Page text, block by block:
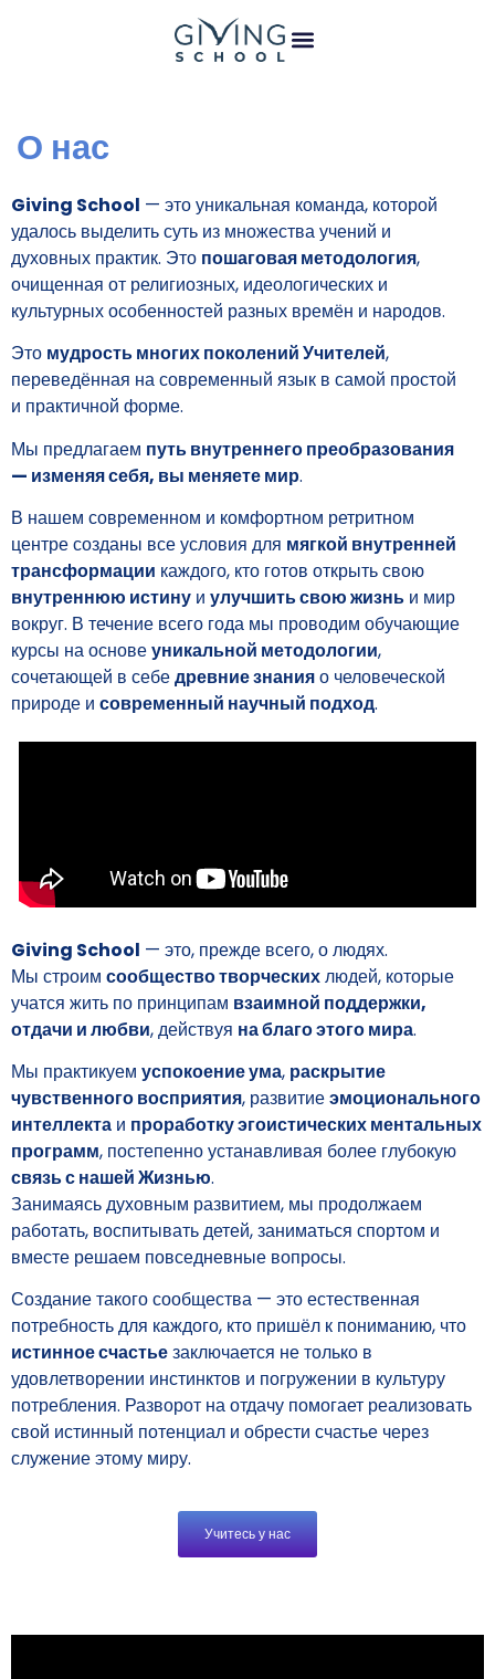
О нас
Giving School — это уникальная команда, которой
удалось выделить суть из множества учений и
духовных практик. Это пошаговая методология,
очищенная от религиозных, идеологических и
культурных особенностей разных времён и народов.
Это мудрость многих поколений Учителей,
переведённая на современный язык в самой простой
и практичной форме.
Мы предлагаем путь внутреннего преобразования
— изменяя себя, вы меняете мир.
В нашем современном и комфортном ретритном
центре созданы все условия для мягкой внутренней
трансформации каждого, кто готов открыть свою
внутреннюю истину и улучшить свою жизнь и мир
вокруг. В течение всего года мы проводим обучающие
курсы на основеуникальной методологии,
сочетающей в себедревние знанияо человеческой
природе и современный научный подход.
Giving School — это, прежде всего, о людях.
Мы строим сообщество творческихлюдей, которые
учатся жить по принципам взаимной поддержки,
отдачи и любви, действуя на благо этого мира.
Мы практикуем успокоение ума, раскрытие
чувственного восприятия, развитиеэмоционального
интеллекта и проработку эгоистических ментальных
программ, постепенно устанавливая более глубокую
связь с нашей Жизнью.
Занимаясь духовным развитием, мы продолжаем
работать, воспитывать детей, заниматься спортом и
вместе решаем повседневные вопросы.
Создание такого сообщества — это естественная
потребность для каждого, кто пришёл к пониманию, что
истинное счастьезаключается не только в
удовлетворении инстинктов и погружении в культуру
потребления. Разворот на отдачу помогает реализовать
свой истинный потенциал и обрести счастье через
служение этому миру.
Учитесь у нас